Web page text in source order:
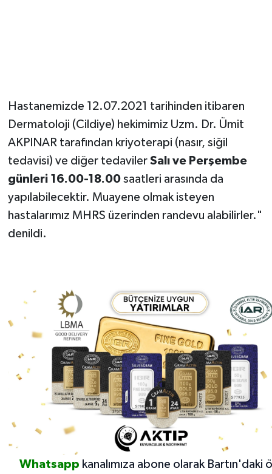
Hastanemizde 12.07.2021 tarihinden itibaren
Dermatoloji (Cildiye) hekimimiz Uzm. Dr. Ümit
AKPINAR tarafından kriyoterapi (nasır, siğil
tedavisi) ve diğer tedaviler Salı ve Perşembe
günleri 16.00-18.00saatleri arasında da
yapılabilecektir. Muayene olmak isteyen
hastalarımız MHRS üzerinden randevu alabilirler."
denildi.
Whatsapp kanalımıza abone olarak Bartın'daki